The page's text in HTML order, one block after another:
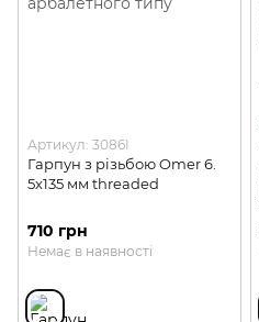
Артикул: 3086I
Гарпун з різьбою Omer 6.
5х135 мм threaded
710 грн
Немає в наявності